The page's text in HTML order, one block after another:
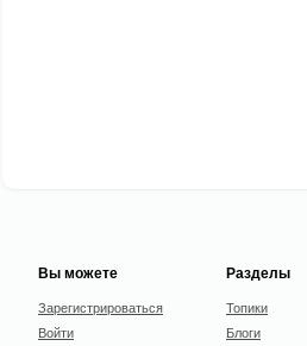
Вы можете
Зарегистрироваться
Войти
Разделы
Топики
Блоги